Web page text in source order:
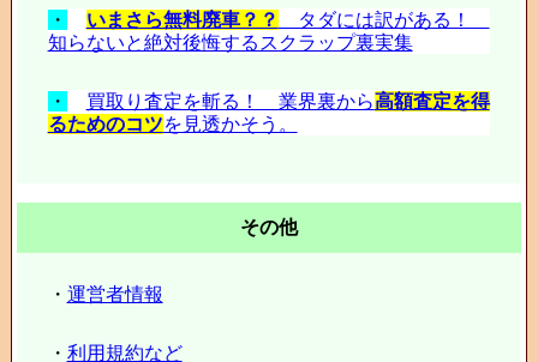
・ いまさら無料廃車？？
タダには訳がある！
知らないと絶対後悔するスクラップ裏実集
・ 買取り査定を斬る！ 業界裏から高額査定を得
るためのコツを見透かそう。
その他
・ 運営者情報
・ 利用規約など